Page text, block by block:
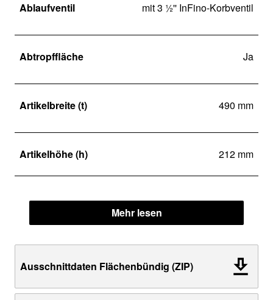
Ablaufventil mit 3 ½'' InFino-Korbventil
Abtropffläche Ja
Artikelbreite (t) 490 mm
Artikelhöhe (h) 212 mm
Mehr lesen
Ausschnittdaten Flächenbündig (ZIP)